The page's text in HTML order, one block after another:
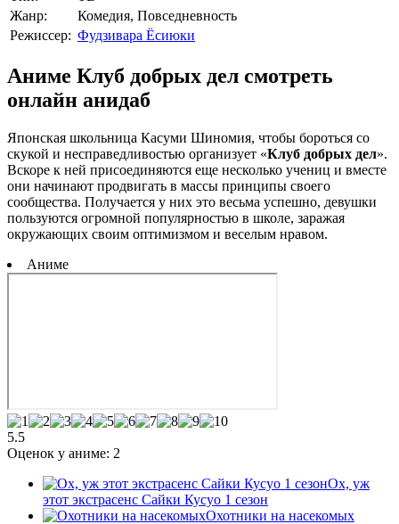
Жанр:
Комедия, Повседневность
Режиссер: Фудзивара Ёсиюки
Аниме Клуб добрых дел смотреть
онлайн анидаб
Японская школьница Касуми Шиномия, чтобы бороться со
скукой и несправедливостью организует «Клуб добрых дел».
Вскоре к ней присоединяются еще несколько учениц и вместе
они начинают продвигать в массы принципы своего
сообщества. Получается у них это весьма успешно, девушки
пользуются огромной популярностью в школе, заражая
окружающих своим оптимизмом и веселым нравом.
Аниме
5.5
Оценок у аниме: 2
Ох, уж
этот экстрасенс Сайки Кусуо 1 сезон
Охотники на насекомых